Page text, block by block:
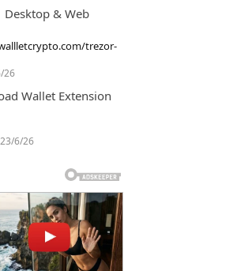
& Web
trezor-
26
Wallet Extension
23/6/26